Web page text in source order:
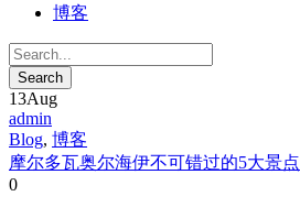
博客
13Aug
admin
Blog, 博客
摩尔多瓦奥尔海伊不可错过的5大景点
0